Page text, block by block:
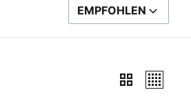
SORTIEREN NACH
EMPFOHLEN